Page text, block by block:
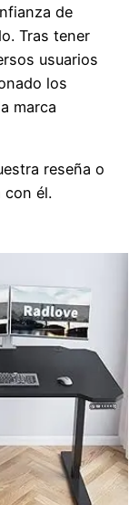
de
Tras tener
usuarios
los
marca
reseña o
con él.